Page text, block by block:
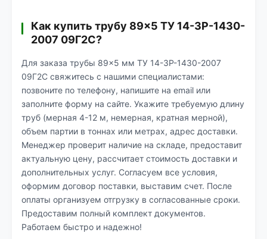
Как купить трубу 89×5 ТУ 14-3Р-1430-
2007 09Г2С?
Для заказа трубы 89×5 мм ТУ 14-3Р-1430-2007
09Г2С свяжитесь с нашими специалистами:
позвоните по телефону, напишите на email или
заполните форму на сайте. Укажите требуемую длину
труб (мерная 4-12 м, немерная, кратная мерной),
объем партии в тоннах или метрах, адрес доставки.
Менеджер проверит наличие на складе, предоставит
актуальную цену, рассчитает стоимость доставки и
дополнительных услуг. Согласуем все условия,
оформим договор поставки, выставим счет. После
оплаты организуем отгрузку в согласованные сроки.
Предоставим полный комплект документов.
Работаем быстро и надежно!